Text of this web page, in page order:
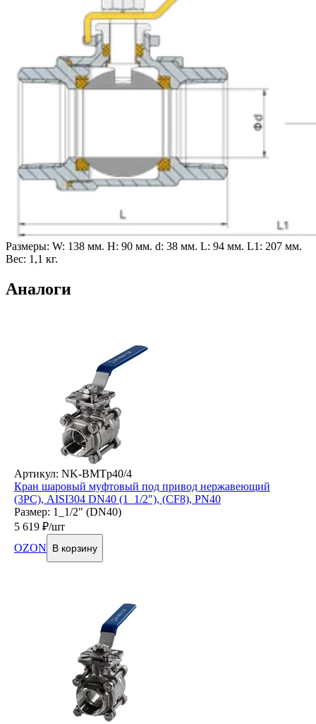
Размеры: W: 138 мм. H: 90 мм. d: 38 мм. L: 94 мм. L1: 207 мм.
Вес: 1,1 кг.
Аналоги
Артикул: NK-BMTp40/4
Кран шаровый муфтовый под привод нержавеющий
(3PC), AISI304 DN40 (1_1/2"), (CF8), PN40
Размер: 1_1/2" (DN40)
5 619 ₽/шт
OZON
В корзину